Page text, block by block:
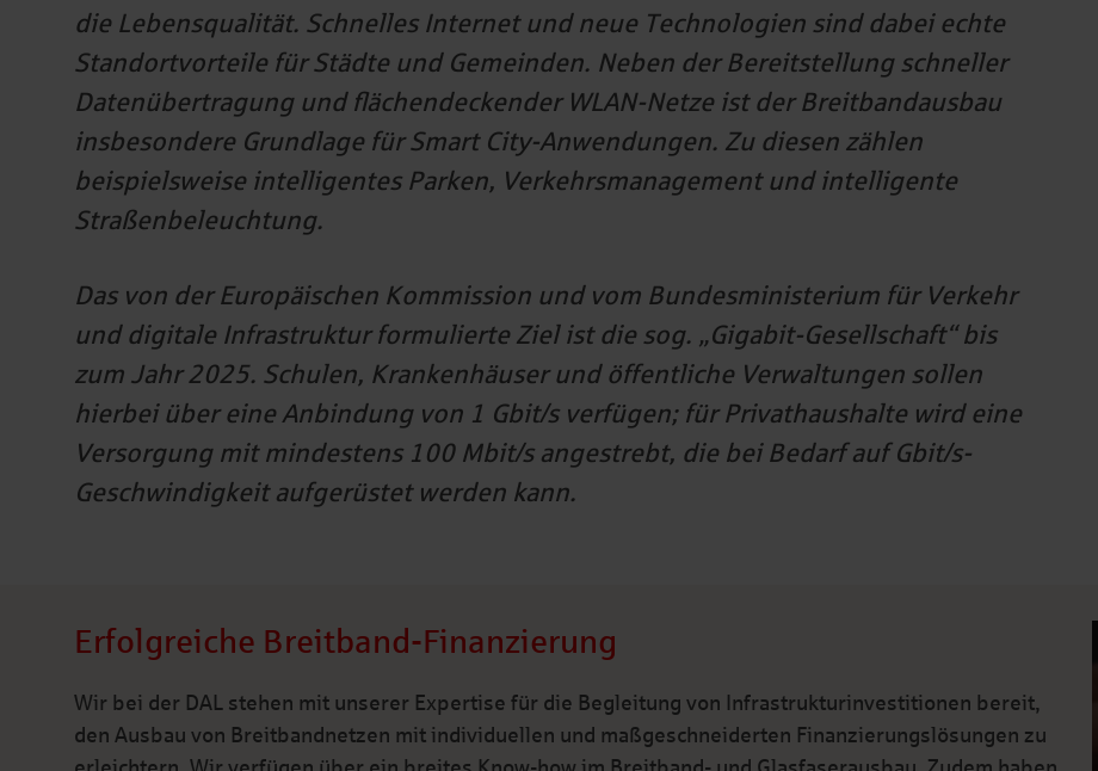
die Lebensqualität. Schnelles Internet und neue Technologien sind dabei echte
Standortvorteile für Städte und Gemeinden. Neben der Bereitstellung schneller
Datenübertragung und flächendeckender WLAN-Netze ist der Breitbandausbau
insbesondere Grundlage für Smart City-Anwendungen. Zu diesen zählen
beispielsweise intelligentes Parken, Verkehrsmanagement und intelligente
Straßenbeleuchtung.
Das von der Europäischen Kommission und vom Bundesministerium für Verkehr
und digitale Infrastruktur formulierte Ziel ist die sog. „Gigabit-Gesellschaft“ bis
zum Jahr 2025. Schulen, Krankenhäuser und öffentliche Verwaltungen sollen
hierbei über eine Anbindung von 1 Gbit/s verfügen; für Privathaushalte wird eine
Versorgung mit mindestens 100 Mbit/s angestrebt, die bei Bedarf auf Gbit/s-
Geschwindigkeit aufgerüstet werden kann.
Erfolgreiche Breitband-Finanzierung
Wir bei der DAL stehen mit unserer Expertise für die Begleitung von Infrastrukturinvestitionen bereit,
den Ausbau von Breitbandnetzen mit individuellen und maßgeschneiderten Finanzierungslösungen zu